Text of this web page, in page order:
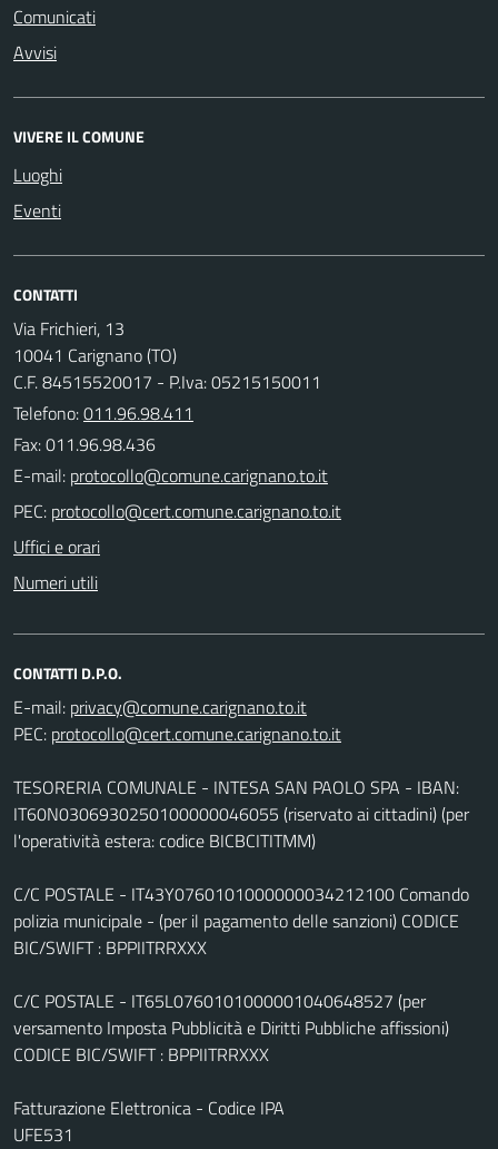
Comunicati
Avvisi
VIVERE IL COMUNE
Luoghi
Eventi
CONTATTI
Via Frichieri, 13
10041 Carignano (TO)
C.F. 84515520017 - P.Iva: 05215150011
Telefono:011.96.98.411
Fax: 011.96.98.436
E-mail:
PEC:
Uffici e orari
Numeri utili
CONTATTI D.P.O.
E-mail:
PEC:
TESORERIA COMUNALE - INTESA SAN PAOLO SPA - IBAN:
IT60N0306930250100000046055 (riservato ai cittadini) (per
l'operatività estera: codice BICBCITITMM)
C/C POSTALE - IT43Y0760101000000034212100 Comando
polizia municipale - (per il pagamento delle sanzioni) CODICE
BIC/SWIFT : BPPIITRRXXX
C/C POSTALE - IT65L0760101000001040648527 (per
versamento Imposta Pubblicità e Diritti Pubbliche affissioni)
CODICE BIC/SWIFT : BPPIITRRXXX
Fatturazione Elettronica - Codice IPA
UFE531